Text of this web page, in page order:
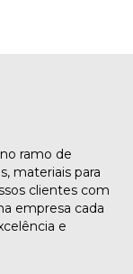
ramo de
materiais para
clientes com
empresa cada
e